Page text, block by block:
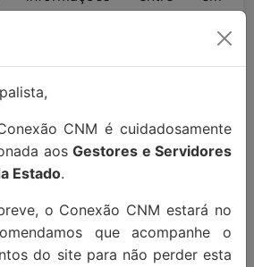
CNM é cuidadosamente
aos Gestores e Servidores
Estado.
o Conexão CNM estará no
que acompanhe o
do site para não perder esta